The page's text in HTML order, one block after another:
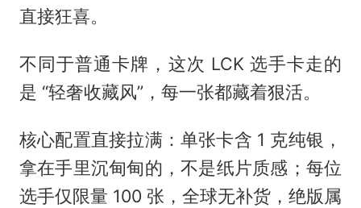
直接狂喜。
不同于普通卡牌，这次 LCK 选手卡走的
是 “轻奢收藏风”，每一张都藏着狠活。
核心配置直接拉满：单张卡含 1 克纯银，
拿在手里沉甸甸的，不是纸片质感；每位
选手仅限量 100 张，全球无补货，绝版属